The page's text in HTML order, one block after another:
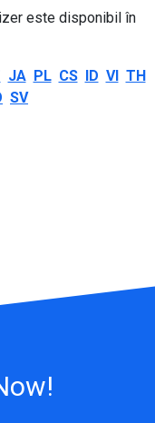
este disponibil în
JA PL CS ID VI TH
SV